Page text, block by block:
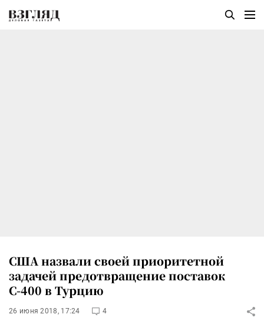
США назвали своей приоритетной
задачей предотвращение поставок
С-400 в Турцию
26 июня 2018, 17:24 4